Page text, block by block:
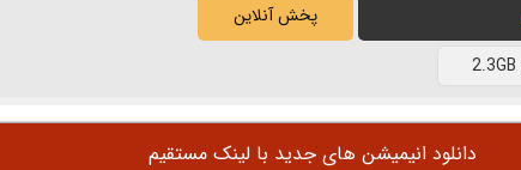
پخش آنلاین
دانلود انیمیشن های جدید با لینک مستقیم